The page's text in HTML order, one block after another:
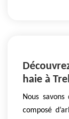
haie à
Nous
composé